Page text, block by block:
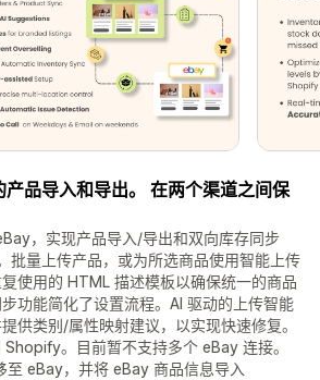
品导入和导出。 在两个渠道之间保
，实现产品导入/导出和双向库存同步
批量上传产品，或为所选商品使用智能上传
使用的 HTML 描述模板以确保统一的商品
功能简化了设置流程。AI 驱动的上传智能
供类别/属性映射建议，以实现快速修复。
。目前暂不支持多个 eBay 连接。
eBay，并将 eBay 商品信息导入